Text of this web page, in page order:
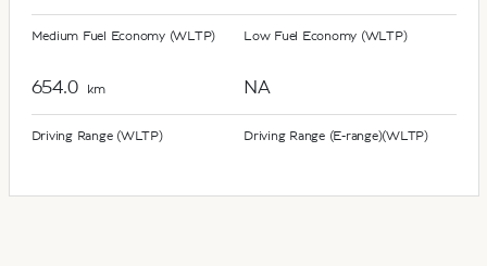
Medium Fuel Economy (WLTP) Low Fuel Economy (WLTP)
654.0 km
Driving Range (WLTP)
NA
Driving Range (E-range)(WLTP)